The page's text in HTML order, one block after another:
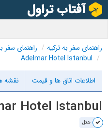
راهنمای سفر به ترکیه راهنمای سفر
Adelmar Hotel Istanbul
اطلاعات اتاق ها و قیمت نقشه
Hotel Istanbul
هتل